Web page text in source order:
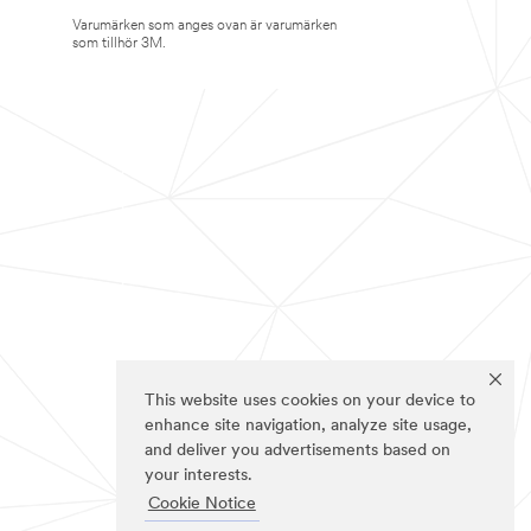
This website uses cookies on your device to
enhance site navigation, analyze site usage,
and deliver you advertisements based on
your interests.
Cookie Notice
Varumärken som anges ovan är varumärken
som tillhör 3M.